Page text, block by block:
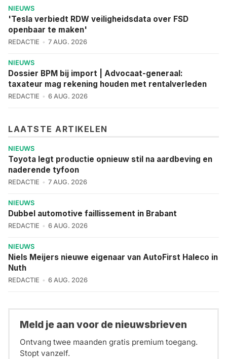
NIEUWS
'Tesla verbiedt RDW veiligheidsdata over FSD
openbaar te maken'
REDACTIE 7 AUG. 2026
NIEUWS
Dossier BPM bij import | Advocaat-generaal:
taxateur mag rekening houden met rentalverleden
REDACTIE 6 AUG. 2026
LAATSTE ARTIKELEN
NIEUWS
Toyota legt productie opnieuw stil na aardbeving en
naderende tyfoon
REDACTIE 7 AUG. 2026
NIEUWS
Dubbel automotive faillissement in Brabant
REDACTIE 6 AUG. 2026
NIEUWS
Niels Meijers nieuwe eigenaar van AutoFirst Haleco in
Nuth
REDACTIE 6 AUG. 2026
Meld je aan voor de nieuwsbrieven
Ontvang twee maanden gratis premium toegang.
Stopt vanzelf.